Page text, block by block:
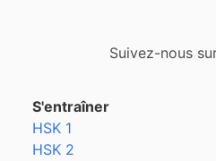
Suivez-nous
S'entraîner
HSK 1
HSK 2